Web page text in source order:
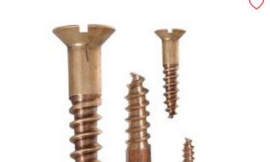
Scatola, 6 x 30 mm Scatola, 6 x 50 mm
Scatola, 6 x 100 mm